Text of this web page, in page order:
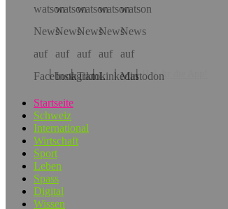
Hol dir die App!
Startseite
Schweiz
International
Wirtschaft
Sport
Leben
Spass
Digital
Wissen